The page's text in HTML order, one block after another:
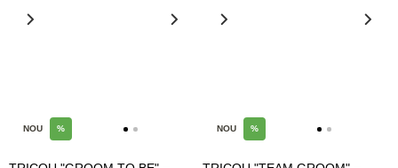
NOU % NOU %